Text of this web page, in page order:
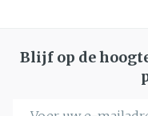
Blijf op de